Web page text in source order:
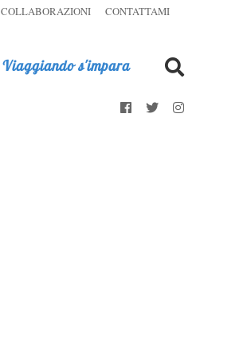
COLLABORAZIONI CONTATTAMI
Viaggiando s'impara